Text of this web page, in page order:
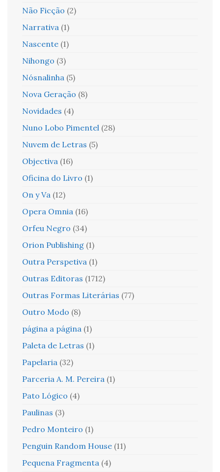
Não Ficção (2)
Narrativa (1)
Nascente (1)
Nihongo (3)
Nósnalinha (5)
Nova Geração (8)
Novidades (4)
Nuno Lobo Pimentel (28)
Nuvem de Letras (5)
Objectiva (16)
Oficina do Livro (1)
On y Va (12)
Opera Omnia (16)
Orfeu Negro (34)
Orion Publishing (1)
Outra Perspetiva (1)
Outras Editoras (1712)
Outras Formas Literárias (77)
Outro Modo (8)
página a página (1)
Paleta de Letras (1)
Papelaria (32)
Parceria A. M. Pereira (1)
Pato Lógico (4)
Paulinas (3)
Pedro Monteiro (1)
Penguin Random House (11)
Pequena Fragmenta (4)